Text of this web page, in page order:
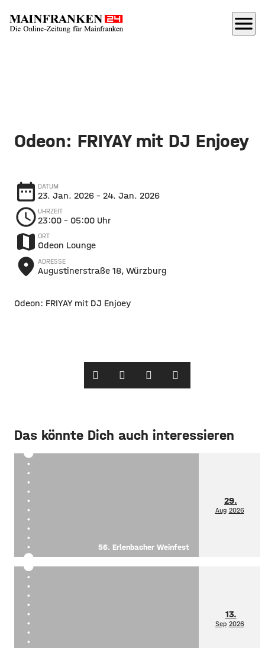
menu
Odeon: FRIYAY mit DJ Enjoey
date_range DATUM
23. Jan. 2026 – 24. Jan. 2026
schedule UHRZEIT
23:00 – 05:00 Uhr
map ORT
Odeon Lounge
place ADRESSE
Augustinerstraße 18, Würzburg
Odeon: FRIYAY mit DJ Enjoey
Das könnte Dich auch interessieren
56. Erlenbacher Weinfest
29.
Aug 2026
13.
Sep 2026